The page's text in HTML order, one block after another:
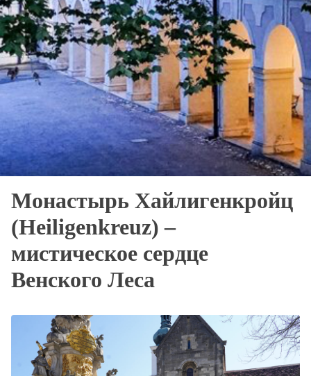
Монастырь Хайлигенкройц
(Heiligenkreuz) –
мистическое сердце
Венского Леса